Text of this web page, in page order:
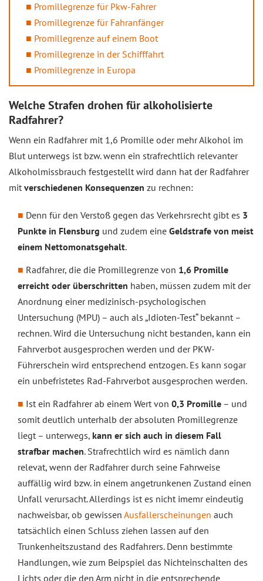
Promillegrenze für Pkw-Fahrer
Promillegrenze für Fahranfänger
Promillegrenze auf einem Boot
Promillegrenze in der Schifffahrt
Promillegrenze in Europa
Welche Strafen drohen für alkoholisierte
Radfahrer?
Wenn ein Radfahrer mit 1,6 Promille oder mehr Alkohol im
Blut unterwegs ist bzw. wenn ein strafrechtlich relevanter
Alkoholmissbrauch festgestellt wird dann hat der Radfahrer
mit verschiedenen Konsequenzen zu rechnen:
Denn für den Verstoß gegen das Verkehrsrecht gibt es 3
Punkte in Flensburg und zudem eine Geldstrafe von meist
einem Nettomonatsgehalt.
Radfahrer, die die Promillegrenze von 1,6 Promille
erreicht oder überschritten haben, müssen zudem mit der
Anordnung einer medizinisch-psychologischen
Untersuchung (MPU) – auch als „Idioten-Test“ bekannt –
rechnen. Wird die Untersuchung nicht bestanden, kann ein
Fahrverbot ausgesprochen werden und der PKW-
Führerschein wird entsprechend entzogen. Es kann sogar
ein unbefristetes Rad-Fahrverbot ausgesprochen werden.
Ist ein Radfahrer ab einem Wert von 0,3 Promille – und
somit deutlich unterhalb der absoluten Promillegrenze
liegt – unterwegs, kann er sich auch in diesem Fall
strafbar machen. Strafrechtlich wird es nämlich dann
relevat, wenn der Radfahrer durch seine Fahrweise
auffällig wird bzw. in einem angetrunkenen Zustand einen
Unfall verursacht. Allerdings ist es nicht imemr eindeutig
nachweisbar, ob gewissen Ausfallerscheinungen auch
tatsächlich einen Schluss ziehen lassen auf den
Trunkenheitszustand des Radfahrers. Denn bestimmte
Handlungen, wie zum Beipspiel das Nichteinschalten des
Lichts oder die den Arm nicht in die entsprechende